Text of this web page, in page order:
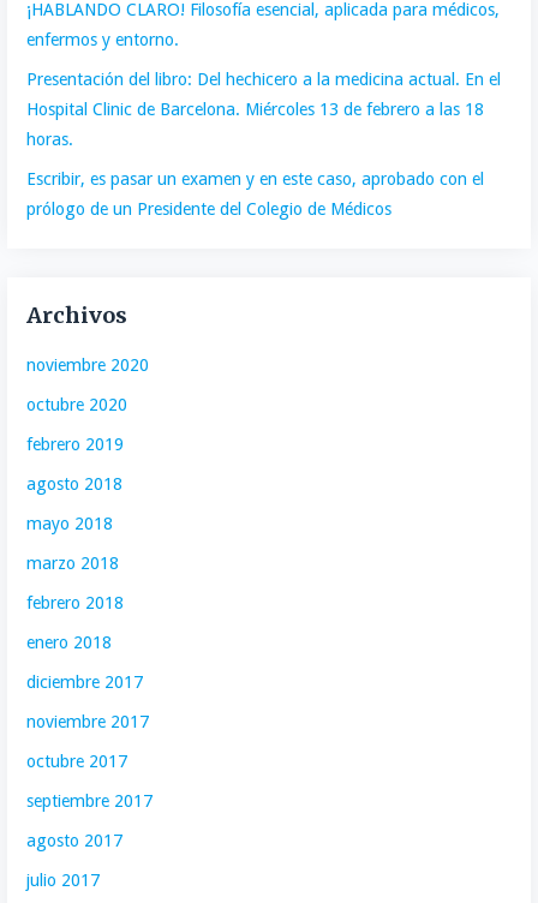
¡HABLANDO CLARO! Filosofía esencial, aplicada para médicos,
enfermos y entorno.
Presentación del libro: Del hechicero a la medicina actual. En el
Hospital Clinic de Barcelona. Miércoles 13 de febrero a las 18
horas.
Escribir, es pasar un examen y en este caso, aprobado con el
prólogo de un Presidente del Colegio de Médicos
Archivos
noviembre 2020
octubre 2020
febrero 2019
agosto 2018
mayo 2018
marzo 2018
febrero 2018
enero 2018
diciembre 2017
noviembre 2017
octubre 2017
septiembre 2017
agosto 2017
julio 2017